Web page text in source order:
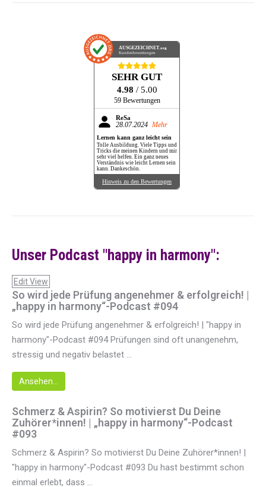
AUSGEZEICHNET.org
Kundenbewertungen
SEHR GUT
4.98 / 5.00
59 Bewertungen
ReSa
28.07.2024 Mehr
Lernen kann ganz leicht sein
Tolle Ausbildung. Viele Tipps und
Tricks die meinen Kindern und mir
sehr viel helfen. Ein ganz neues
Verständnis wie leicht Lernen sein
kann. Dankeschön.
Hinweis zu den Bewertungen
Unser Podcast "happy in harmony":
Edit View
So wird jede Prüfung angenehmer & erfolgreich! |
„happy in harmony“-Podcast #094
So wird jede Prüfung angenehmer & erfolgreich! | "happy in
harmony"-Podcast #094 Prüfungen sind oft unangenehm,
stressig und negativ belastet ...
Ansehen...
Schmerz & Aspirin? So motivierst Du Deine
Zuhörer*innen! | „happy in harmony“-Podcast
#093
Schmerz & Aspirin? So motivierst Du Deine Zuhörer*innen! |
"happy in harmony"-Podcast #093 Du hast bestimmt schon
einmal erlebt, dass ...